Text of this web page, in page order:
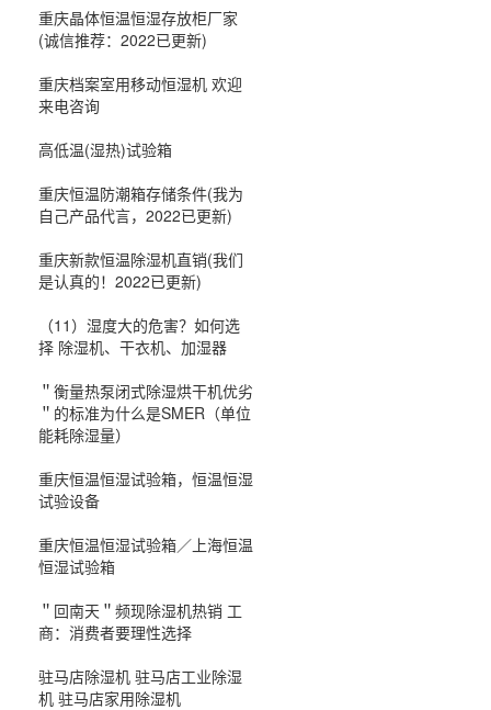
重庆晶体恒温恒湿存放柜厂家
(诚信推荐：2022已更新)
重庆档案室用移动恒湿机 欢迎
来电咨询
高低温(湿热)试验箱
重庆恒温防潮箱存储条件(我为
自己产品代言，2022已更新)
重庆新款恒温除湿机直销(我们
是认真的！2022已更新)
（11）湿度大的危害？如何选
择 除湿机、干衣机、加湿器
＂衡量热泵闭式除湿烘干机优劣
＂的标准为什么是SMER（单位
能耗除湿量）
重庆恒温恒湿试验箱，恒温恒湿
试验设备
重庆恒温恒湿试验箱／上海恒温
恒湿试验箱
＂回南天＂频现除湿机热销 工
商：消费者要理性选择
驻马店除湿机 驻马店工业除湿
机 驻马店家用除湿机